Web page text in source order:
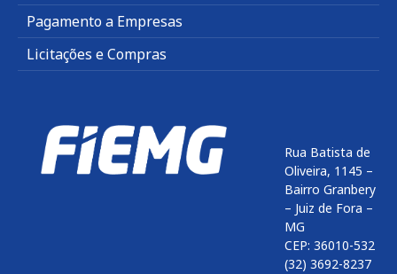
Pagamento a Empresas
Licitações e Compras
Rua Batista de
Oliveira, 1145 –
Bairro Granbery
– Juiz de Fora –
MG
CEP: 36010-532
(32) 3692-8237